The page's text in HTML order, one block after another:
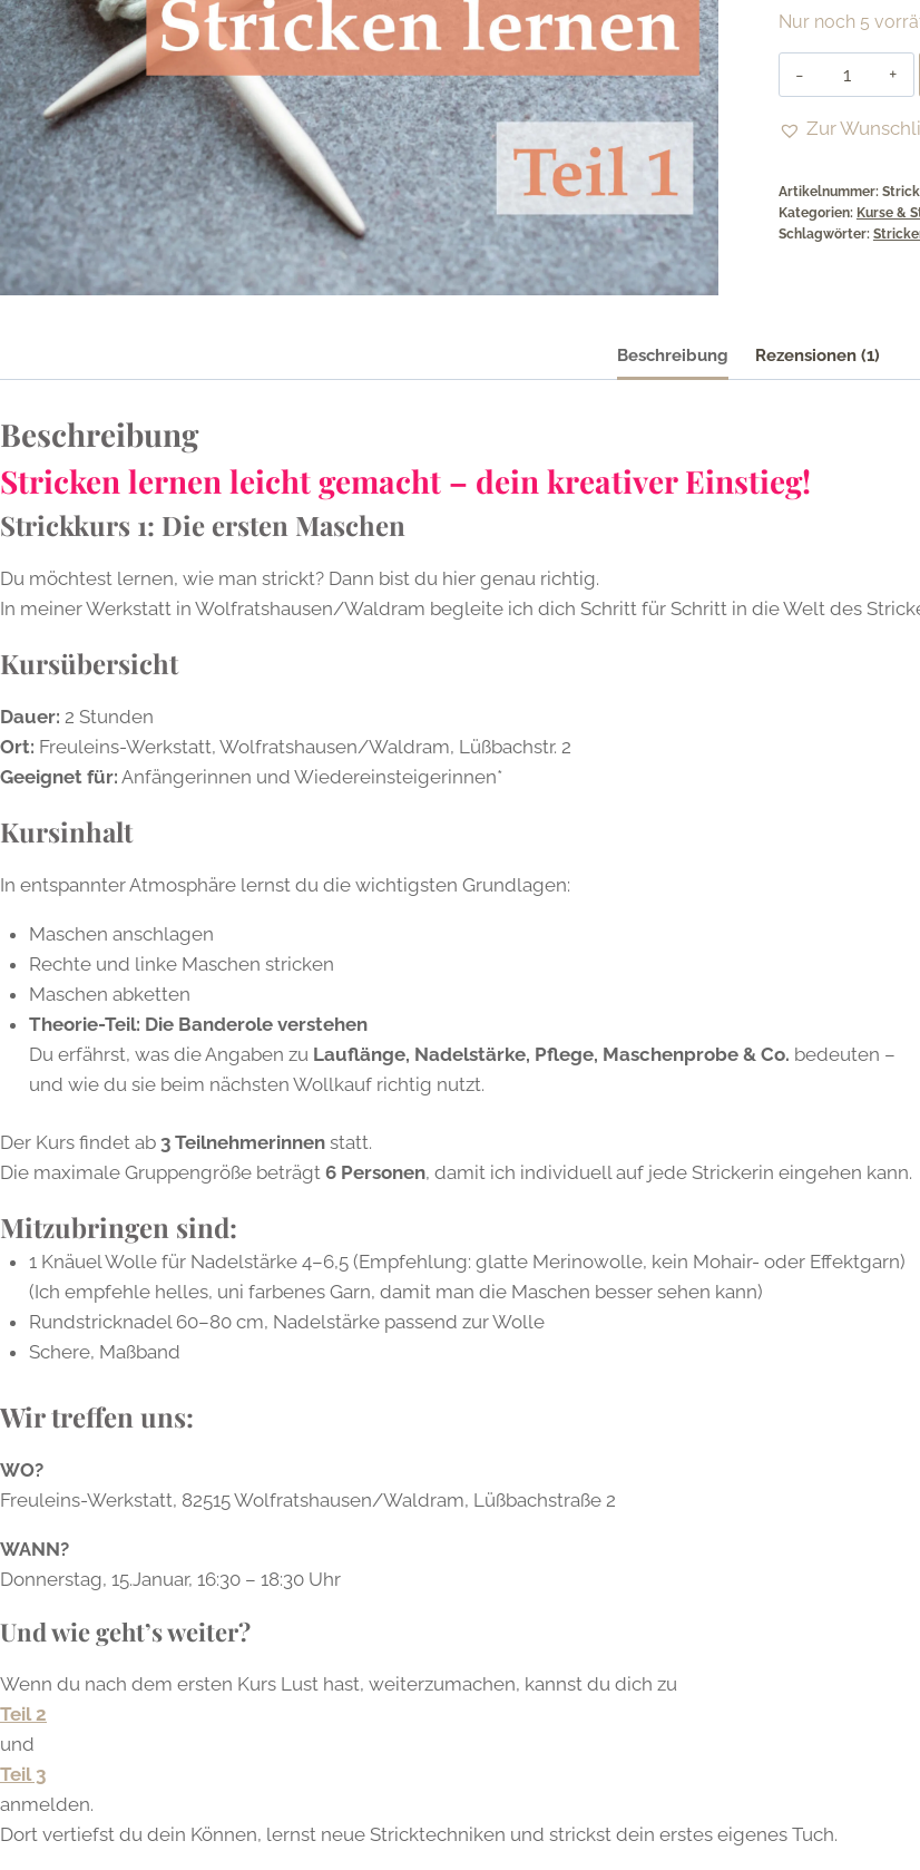
Nur noch 5
Stricken
lernen
leicht
Menge
Zur
Artikelnummer:
Kategorien: Kurse &
Schlagwörter:
Beschreibung Rezensionen (1)
Beschreibung
Stricken lernen leicht gemacht – dein kreativer Einstieg!
Strickkurs 1: Die ersten Maschen
Du möchtest lernen, wie man strickt? Dann bist du hier genau richtig.
In meiner Werkstatt in Wolfratshausen/Waldram begleite ich dich Schritt für Schritt in die Welt des
Kursübersicht
Dauer: 2 Stunden
Ort: Freuleins-Werkstatt, Wolfratshausen/Waldram, Lüßbachstr. 2
Geeignet für: Anfängerinnen und Wiedereinsteigerinnen*
Kursinhalt
In entspannter Atmosphäre lernst du die wichtigsten Grundlagen:
Maschen anschlagen
Rechte und linke Maschen stricken
Maschen abketten
Theorie-Teil: Die Banderole verstehen
Du erfährst, was die Angaben zu Lauflänge, Nadelstärke, Pflege, Maschenprobe & Co. bedeuten –
und wie du sie beim nächsten Wollkauf richtig nutzt.
Der Kurs findet ab 3 Teilnehmerinnen statt.
Die maximale Gruppengröße beträgt 6 Personen, damit ich individuell auf jede Strickerin eingehen kann.
Mitzubringen sind:
1 Knäuel Wolle für Nadelstärke 4–6,5 (Empfehlung: glatte Merinowolle, kein Mohair- oder Effektgarn)
(Ich empfehle helles, uni farbenes Garn, damit man die Maschen besser sehen kann)
Rundstricknadel 60–80 cm, Nadelstärke passend zur Wolle
Schere, Maßband
Wir treffen uns:
WO?
Freuleins-Werkstatt, 82515 Wolfratshausen/Waldram, Lüßbachstraße 2
WANN?
Donnerstag, 15.Januar, 16:30 – 18:30 Uhr
Und wie geht’s weiter?
Wenn du nach dem ersten Kurs Lust hast, weiterzumachen, kannst du dich zu
Teil 2
und
Teil 3
anmelden.
Dort vertiefst du dein Können, lernst neue Stricktechniken und strickst dein erstes eigenes Tuch.